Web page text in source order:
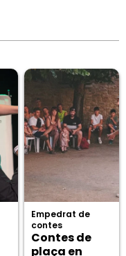
Empedrat de
contes
Contes de
plaça en